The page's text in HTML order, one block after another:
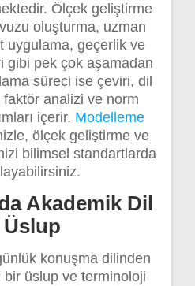
Ölçek geliştirme
oluşturma, uzman
uygulama, geçerlik ve
gibi pek çok aşamadan
süreci ise çeviri, dil
analizi ve norm
içerir. Modelleme
ölçek geliştirme ve
bilimsel standartlarda
Akademik Dil
Üslup
konuşma dilinden
bir üslup ve terminoloji